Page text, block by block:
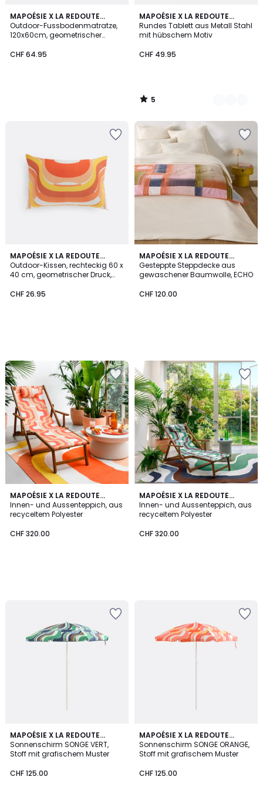
MAPOÉSIE X LA REDOUTE
INTÉRIEURS
Outdoor-Fussbodenmatratze,
120x60cm, geometrischer
CHF 64.95
MAPOÉSIE X LA REDOUTE
INTÉRIEURS
Rundes Tablett aus Metall Stahl
mit hübschem Motiv
CHF 49.95
5
/
5
2
Farben
5
/
MAPOÉSIE X LA REDOUTE
INTÉRIEURS
Outdoor-Kissen, rechteckig 60 x
40 cm, geometrischer Druck,
CHF 26.95
MAPOÉSIE X LA REDOUTE
INTÉRIEURS
Gesteppte Steppdecke aus
gewaschener Baumwolle, ECHO
CHF 120.00
MAPOÉSIE X LA REDOUTE
INTÉRIEURS
Innen- und Aussenteppich, aus
recyceltem Polyester
CHF 320.00
MAPOÉSIE X LA REDOUTE
INTÉRIEURS
Innen- und Aussenteppich, aus
recyceltem Polyester
CHF 320.00
MAPOÉSIE X LA REDOUTE
INTÉRIEURS
Sonnenschirm SONGE VERT,
Stoff mit grafischem Muster
CHF 125.00
MAPOÉSIE X LA REDOUTE
INTÉRIEURS
Sonnenschirm SONGE ORANGE,
Stoff mit grafischem Muster
CHF 125.00